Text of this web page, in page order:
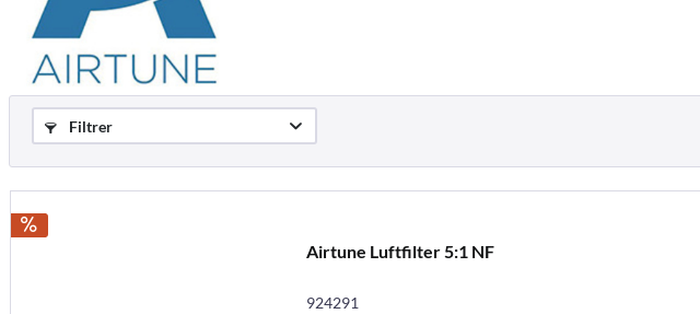
Filtrer
Airtune Luftfilter 5:1 NF
924291